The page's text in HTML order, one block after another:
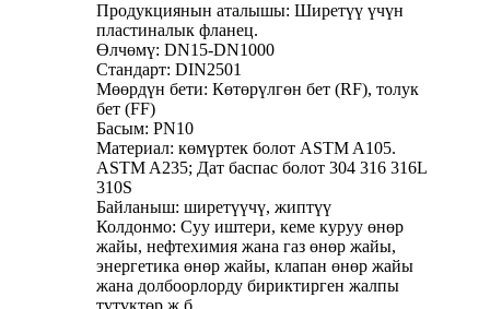
Продукциянын аталышы: Ширетүү үчүн
пластиналык фланец.
Өлчөмү: DN15-DN1000
Стандарт: DIN2501
Мөөрдүн бети: Көтөрүлгөн бет (RF), толук
бет (FF)
Басым: PN10
Материал: көмүртек болот ASTM A105.
ASTM A235; Дат баспас болот 304 316 316L
310S
Байланыш: ширетүүчү, жиптүү
Колдонмо: Суу иштери, кеме куруу өнөр
жайы, нефтехимия жана газ өнөр жайы,
энергетика өнөр жайы, клапан өнөр жайы
жана долбоорлорду бириктирген жалпы